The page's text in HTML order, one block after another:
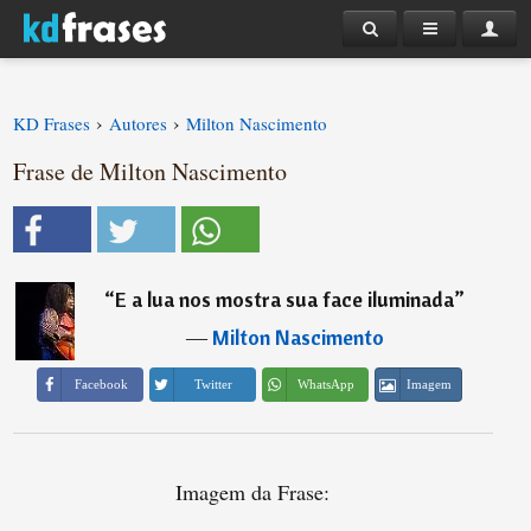
KD Frases › Autores › Milton Nascimento
Frase de Milton Nascimento
“E a lua nos mostra sua face iluminada”
―Milton Nascimento
Facebook Twitter WhatsApp Imagem
Imagem da Frase: